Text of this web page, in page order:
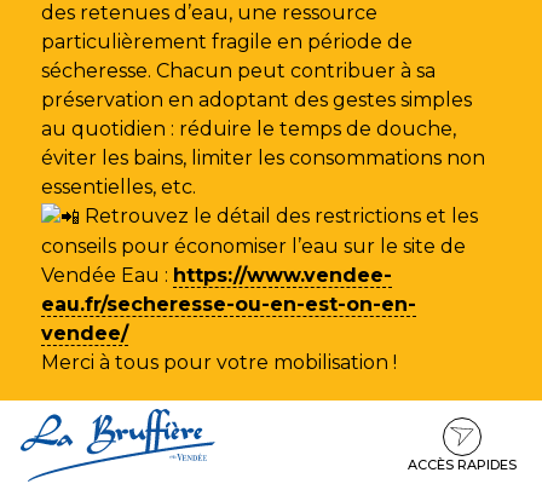
des retenues d’eau, une ressource
particulièrement fragile en période de
sécheresse. Chacun peut contribuer à sa
préservation en adoptant des gestes simples
au quotidien : réduire le temps de douche,
éviter les bains, limiter les consommations non
essentielles, etc.
Retrouvez le détail des restrictions et les
conseils pour économiser l’eau sur le site de
Vendée Eau : https://www.vendee-
eau.fr/secheresse-ou-en-est-on-en-
vendee/
Merci à tous pour votre mobilisation !
au
contenu
au
ACCÈS RAPIDES